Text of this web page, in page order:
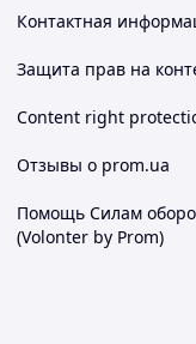
Контактная
Защита прав на
Content right
Отзывы о prom.ua
Помощь Силам
(Volonter by Prom)